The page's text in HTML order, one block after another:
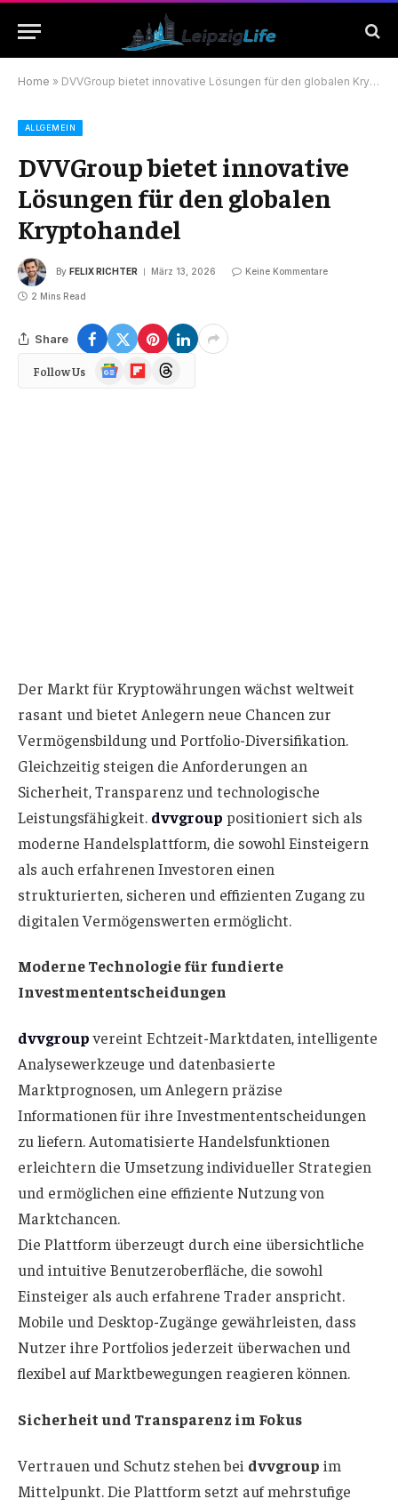
Home » DVVGroup bietet innovative Lösungen für den globalen Kryptohandel
ALLGEMEIN
DVVGroup bietet innovative
Lösungen für den globalen
Kryptohandel
By FELIX RICHTER März 13, 2026 Keine Kommentare
2 Mins Read
Share
Follow Us
Google
News
FlipboardThreads
Der Markt für Kryptowährungen wächst weltweit
rasant und bietet Anlegern neue Chancen zur
Vermögensbildung und Portfolio-Diversifikation.
Gleichzeitig steigen die Anforderungen an
Sicherheit, Transparenz und technologische
Leistungsfähigkeit. dvvgroup positioniert sich als
moderne Handelsplattform, die sowohl Einsteigern
als auch erfahrenen Investoren einen
strukturierten, sicheren und effizienten Zugang zu
digitalen Vermögenswerten ermöglicht.
Moderne Technologie für fundierte
Investmententscheidungen
dvvgroupvereint Echtzeit-Marktdaten, intelligente
Analysewerkzeuge und datenbasierte
Marktprognosen, um Anlegern präzise
Informationen für ihre Investmententscheidungen
zu liefern. Automatisierte Handelsfunktionen
erleichtern die Umsetzung individueller Strategien
und ermöglichen eine effiziente Nutzung von
Marktchancen.
Die Plattform überzeugt durch eine übersichtliche
und intuitive Benutzeroberfläche, die sowohl
Einsteiger als auch erfahrene Trader anspricht.
Mobile und Desktop-Zugänge gewährleisten, dass
Nutzer ihre Portfolios jederzeit überwachen und
flexibel auf Marktbewegungen reagieren können.
Sicherheit und Transparenz im Fokus
Vertrauen und Schutz stehen bei dvvgroup im
Mittelpunkt. Die Plattform setzt auf mehrstufige